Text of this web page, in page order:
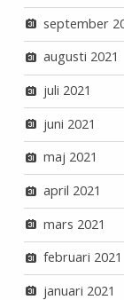
september
augusti 2021
juli 2021
juni 2021
maj 2021
april 2021
mars 2021
februari 2021
januari 2021